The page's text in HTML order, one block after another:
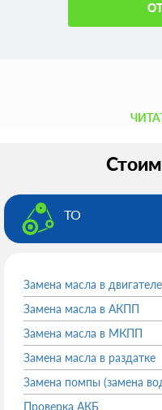
ТО
Замена масла в двигателе
Замена масла в АКПП
Замена масла в МКПП
Замена масла в раздатке
Замена помпы (замена
Проверка АКБ